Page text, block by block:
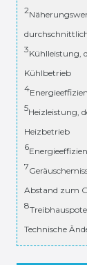
2
3Kühlleistung,
Kühlbetrieb
4
5Heizleistung,
Heizbetrieb
6
7
Abstand zum
8
Technische